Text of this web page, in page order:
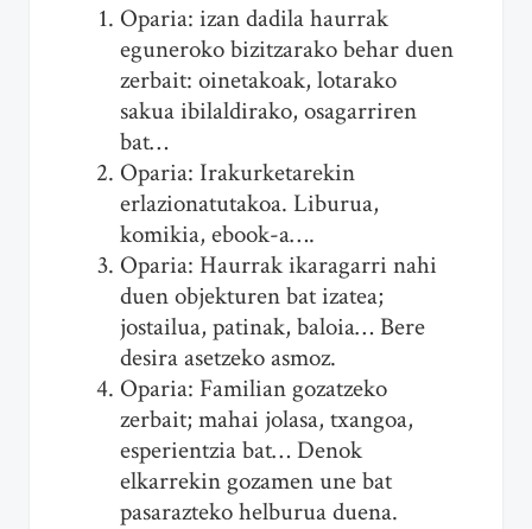
Oparia: izan dadila haurrak
eguneroko bizitzarako behar duen
zerbait: oinetakoak, lotarako
sakua ibilaldirako, osagarriren
bat…
Oparia: Irakurketarekin
erlazionatutakoa. Liburua,
komikia, ebook-a….
Oparia: Haurrak ikaragarri nahi
duen objekturen bat izatea;
jostailua, patinak, baloia… Bere
desira asetzeko asmoz.
Oparia: Familian gozatzeko
zerbait; mahai jolasa, txangoa,
esperientzia bat… Denok
elkarrekin gozamen une bat
pasarazteko helburua duena.